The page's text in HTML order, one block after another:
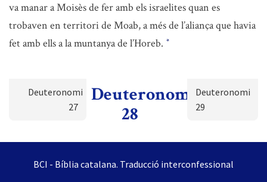
va manar a Moisès de fer amb els israelites quan es
trobaven en territori de Moab, a més de l’aliança que havia
fet amb ells a la muntanya de l’Horeb. *
Deuteronomi
27
Deuteronomi
28
Deuteronomi
29
BCI - Bíblia catalana. Traducció interconfessional